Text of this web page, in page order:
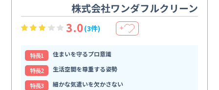
株式会社ワンダフルクリーン
3.0(3件) ＋
特⻑1
住まいを守るプロ意識
特⻑2
生活空間を尊重する姿勢
特⻑3
細かな気遣いを欠かさない